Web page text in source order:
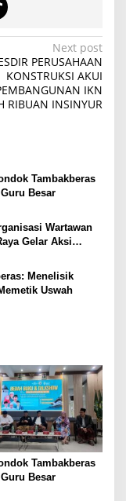
Next post
PERUSAHAAN
KONSTRUKSI AKUI
IKN
RIBUAN INSINYUR
Tambakberas
Besar
Wartawan
Gelar Aksi
Menelisik
Uswah
Tambakberas
Besar